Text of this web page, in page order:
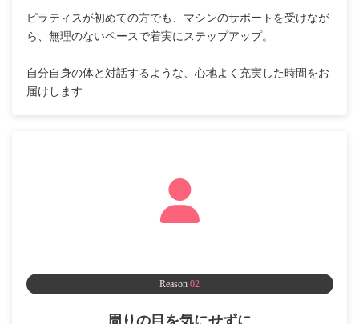
ピラティスが初めての方でも、マシンのサポートを受けなが
ら、無理のないペースで着実にステップアップ。
自分自身の体と対話するような、心地よく充実した時間をお
届けします
Reason 02
周りの目を気にせずに